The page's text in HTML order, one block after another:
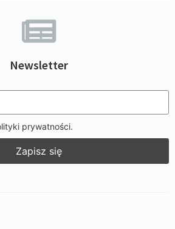
Newsletter
prywatności.